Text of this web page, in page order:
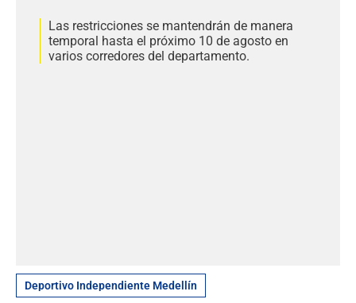
Las restricciones se mantendrán de manera
temporal hasta el próximo 10 de agosto en
varios corredores del departamento.
Deportivo Independiente Medellín